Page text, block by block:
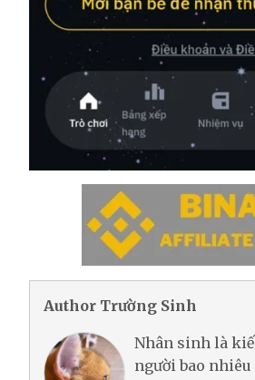
Author Trường Sinh
Nhân sinh là
người bao